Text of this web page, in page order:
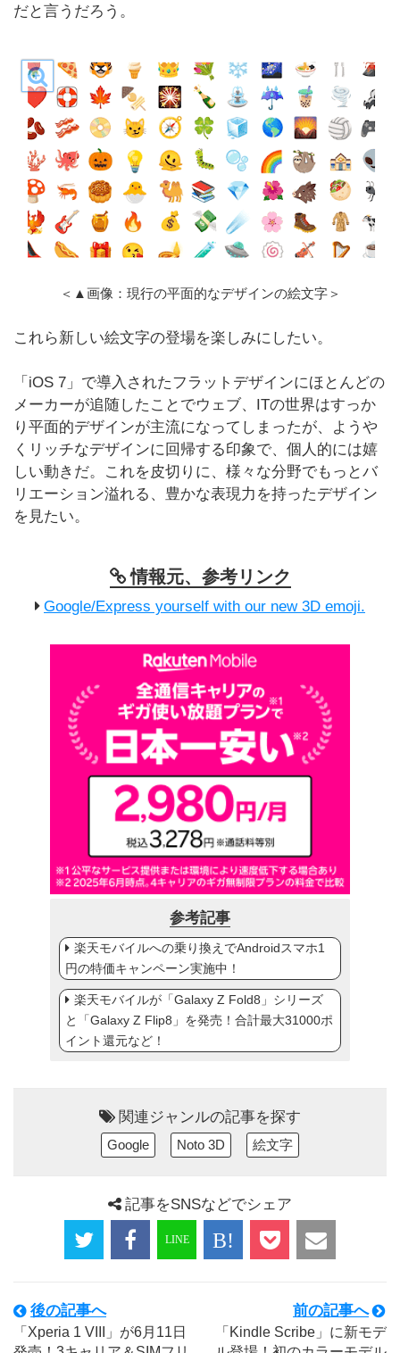
だと言うだろう。
＜▲画像：現行の平面的なデザインの絵文字＞
これら新しい絵文字の登場を楽しみにしたい。
「iOS 7」で導入されたフラットデザインにほとんどの
メーカーが追随したことでウェブ、ITの世界はすっか
り平面的デザインが主流になってしまったが、ようや
くリッチなデザインに回帰する印象で、個人的には嬉
しい動きだ。これを皮切りに、様々な分野でもっとバ
リエーション溢れる、豊かな表現力を持ったデザイン
を見たい。
情報元、参考リンク
Google/Express yourself with our new 3D emoji.
参考記事
楽天モバイルへの乗り換えでAndroidスマホ1
円の特価キャンペーン実施中！
楽天モバイルが「Galaxy Z Fold8」シリーズ
と「Galaxy Z Flip8」を発売！合計最大31000ポ
イント還元など！
関連ジャンルの記事を探す
Google Noto 3D 絵文字
記事をSNSなどでシェア
後の記事へ
「Xperia 1 VIII」が6月11日
前の記事へ
「Kindle Scribe」に新モデ